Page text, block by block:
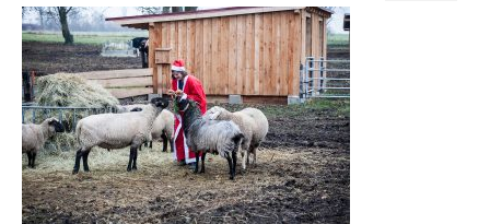
Patenschaft verschenken
Blog
FAQ